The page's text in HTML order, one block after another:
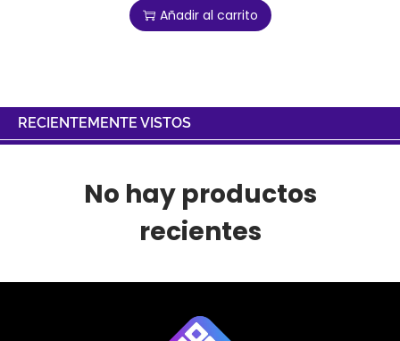
Añadir al carrito
RECIENTEMENTE VISTOS
No hay productos
recientes